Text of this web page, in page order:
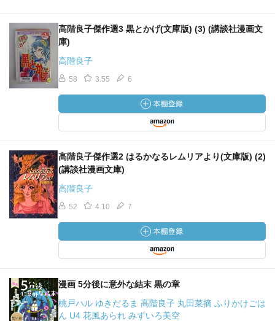
高階良子傑作選3 黒とかげ(文庫版) (3) (講談社漫画文
庫)
高階良子
58 3.55 6
高階良子傑作選2 はるかなるレムリアより(文庫版) (2)
(講談社漫画文庫)
高階良子
52 4.10 7
漫画 5分後に意外な結末 黒の章
桃戸ハル ゆきだるま 高階良子 丸田菜摘 ふりかけごは
ん U4 花風あられ みずいろ美空